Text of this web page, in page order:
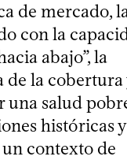
de mercado,
con la
abajo”, la
la cobertura
una salud
históricas
contexto de